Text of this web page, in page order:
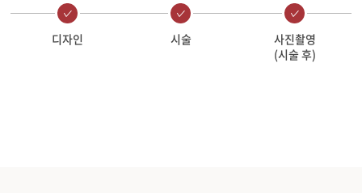
디자인 시술
사진촬영
(시술 후)